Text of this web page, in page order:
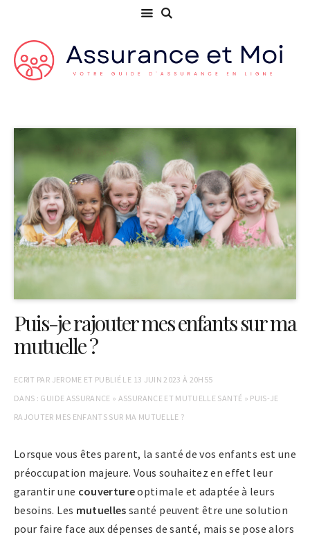
Puis-je rajouter mes enfants sur ma
mutuelle ?
ECRIT PAR JEROME ET PUBLIÉ LE 13 JUIN 2023 À 20H55
DANS : GUIDE ASSURANCE » ASSURANCE ET MUTUELLE SANTÉ » PUIS-JE
RAJOUTER MES ENFANTS SUR MA MUTUELLE ?
Lorsque vous êtes parent, la santé de vos enfants est une
préoccupation majeure. Vous souhaitez en effet leur
garantir une couvertureoptimale et adaptée à leurs
besoins. Les mutuelles santé peuvent être une solution
pour faire face aux dépenses de santé, mais se pose alors